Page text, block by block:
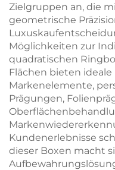
Zielgruppen an, die
geometrische
Möglichkeiten zur
quadratischen
Flächen bieten
Markenelemente,
Prägungen,
Kundenerlebnisse
dieser Boxen macht